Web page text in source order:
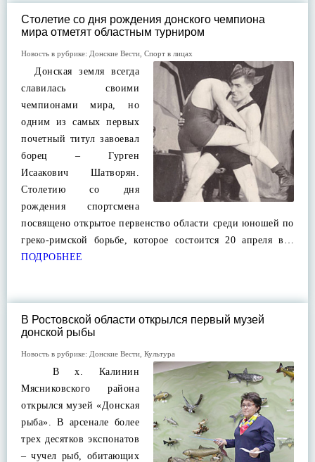
Столетие со дня рождения донского чемпиона
мира отметят областным турниром
Новость в рубрике: Донские Вести Спорт в лицах
Донская земля всегда
славилась своими
чемпионами мира, но
одним из самых первых
почетный титул завоевал
борец – Гурген
Исаакович Шатворян.
Столетию со дня
рождения спортсмена
посвящено открытое первенство области среди юношей по
греко-римской борьбе, которое состоится 20 апреля в…
ПОДРОБНЕЕ
В Ростовской области открылся первый музей
донской рыбы
Новость в рубрике: Донские Вести Культура
В х. Калинин
Мясниковского района
открылся музей «Донская
рыба». В арсенале более
трех десятков экспонатов
– чучел рыб, обитающих